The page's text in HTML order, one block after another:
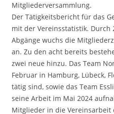
Mitgliederversammlung.
Der Tätigkeitsbericht für das
mit der Vereinsstatistik. Durch
Abgänge wuchs die
an. Zu den acht bereits
zwei neue hinzu. Das Team
Februar in Hamburg, Lübeck,
tätig sind, sowie das Team
seine Arbeit im Mai 2024
Mitglieder in die